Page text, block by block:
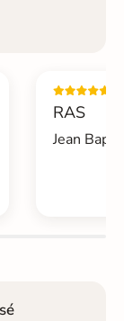
RAS
Jean